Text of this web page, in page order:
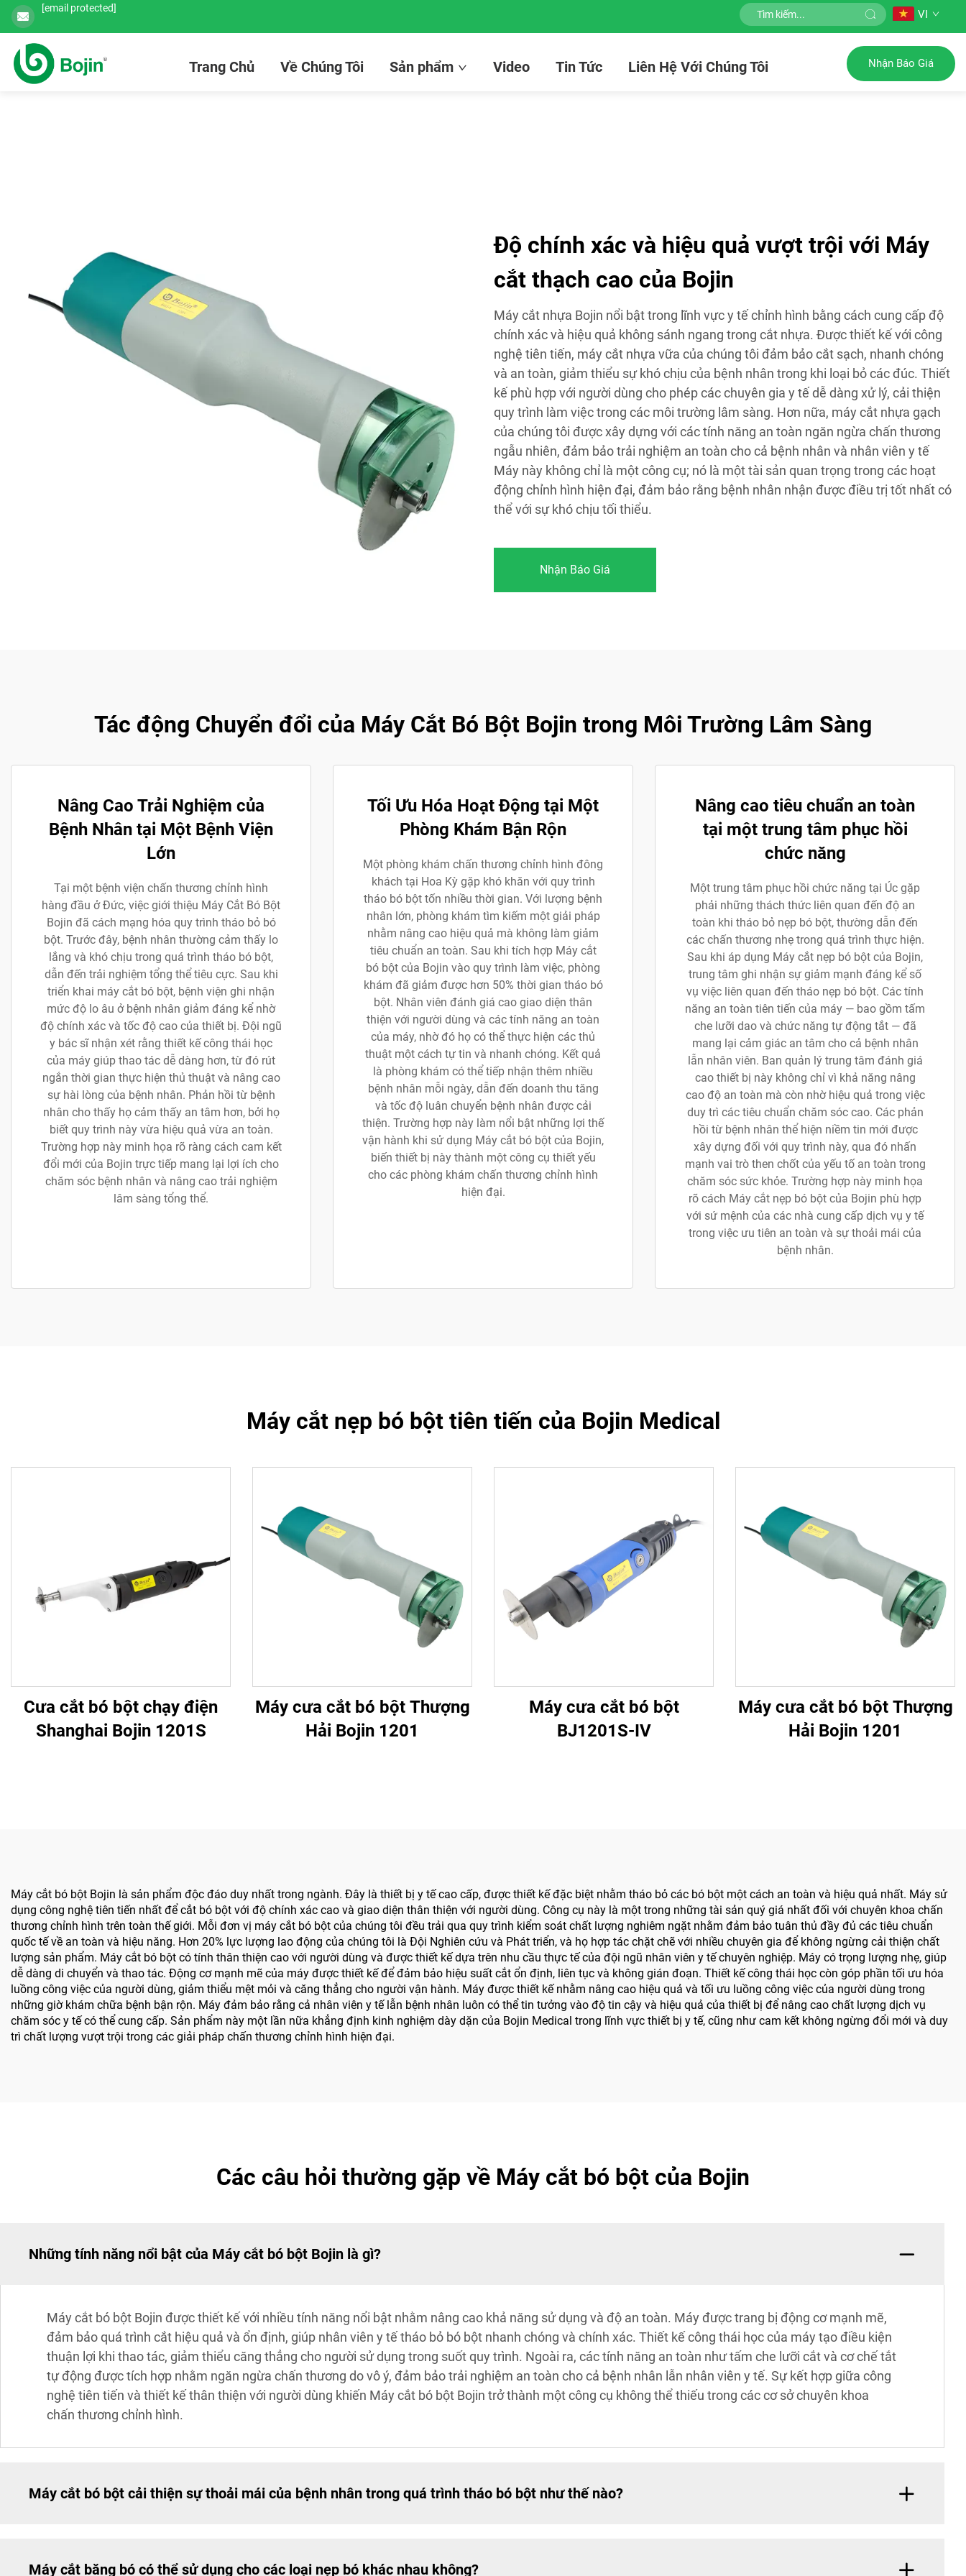
[email protected] VI
Trang Chủ Về Chúng Tôi Sản phẩm Video Tin Tức Liên Hệ Với Chúng Tôi Nhận Báo Giá
Độ chính xác và hiệu quả vượt trội với Máy
cắt thạch cao của Bojin
Máy cắt nhựa Bojin nổi bật trong lĩnh vực y tế chỉnh hình bằng cách cung cấp độ
chính xác và hiệu quả không sánh ngang trong cắt nhựa. Được thiết kế với công
nghệ tiên tiến, máy cắt nhựa vữa của chúng tôi đảm bảo cắt sạch, nhanh chóng
và an toàn, giảm thiểu sự khó chịu của bệnh nhân trong khi loại bỏ các đúc. Thiết
kế phù hợp với người dùng cho phép các chuyên gia y tế dễ dàng xử lý, cải thiện
quy trình làm việc trong các môi trường lâm sàng. Hơn nữa, máy cắt nhựa gạch
của chúng tôi được xây dựng với các tính năng an toàn ngăn ngừa chấn thương
ngẫu nhiên, đảm bảo trải nghiệm an toàn cho cả bệnh nhân và nhân viên y tế
Máy này không chỉ là một công cụ; nó là một tài sản quan trọng trong các hoạt
động chỉnh hình hiện đại, đảm bảo rằng bệnh nhân nhận được điều trị tốt nhất có
thể với sự khó chịu tối thiểu.
Nhận Báo Giá
Tác động Chuyển đổi của Máy Cắt Bó Bột Bojin trong Môi Trường Lâm Sàng
Nâng Cao Trải Nghiệm của
Bệnh Nhân tại Một Bệnh Viện
Lớn
Tại một bệnh viện chấn thương chỉnh hình
hàng đầu ở Đức, việc giới thiệu Máy Cắt Bó Bột
Bojin đã cách mạng hóa quy trình tháo bỏ bó
bột. Trước đây, bệnh nhân thường cảm thấy lo
lắng và khó chịu trong quá trình tháo bó bột,
dẫn đến trải nghiệm tổng thể tiêu cực. Sau khi
triển khai máy cắt bó bột, bệnh viện ghi nhận
mức độ lo âu ở bệnh nhân giảm đáng kể nhờ
độ chính xác và tốc độ cao của thiết bị. Đội ngũ
y bác sĩ nhận xét rằng thiết kế công thái học
của máy giúp thao tác dễ dàng hơn, từ đó rút
ngắn thời gian thực hiện thủ thuật và nâng cao
sự hài lòng của bệnh nhân. Phản hồi từ bệnh
nhân cho thấy họ cảm thấy an tâm hơn, bởi họ
biết quy trình này vừa hiệu quả vừa an toàn.
Trường hợp này minh họa rõ ràng cách cam kết
đổi mới của Bojin trực tiếp mang lại lợi ích cho
chăm sóc bệnh nhân và nâng cao trải nghiệm
lâm sàng tổng thể.
Tối Ưu Hóa Hoạt Động tại Một
Phòng Khám Bận Rộn
Một phòng khám chấn thương chỉnh hình đông
khách tại Hoa Kỳ gặp khó khăn với quy trình
tháo bó bột tốn nhiều thời gian. Với lượng bệnh
nhân lớn, phòng khám tìm kiếm một giải pháp
nhằm nâng cao hiệu quả mà không làm giảm
tiêu chuẩn an toàn. Sau khi tích hợp Máy cắt
bó bột của Bojin vào quy trình làm việc, phòng
khám đã giảm được hơn 50% thời gian tháo bó
bột. Nhân viên đánh giá cao giao diện thân
thiện với người dùng và các tính năng an toàn
của máy, nhờ đó họ có thể thực hiện các thủ
thuật một cách tự tin và nhanh chóng. Kết quả
là phòng khám có thể tiếp nhận thêm nhiều
bệnh nhân mỗi ngày, dẫn đến doanh thu tăng
và tốc độ luân chuyển bệnh nhân được cải
thiện. Trường hợp này làm nổi bật những lợi thế
vận hành khi sử dụng Máy cắt bó bột của Bojin,
biến thiết bị này thành một công cụ thiết yếu
cho các phòng khám chấn thương chỉnh hình
hiện đại.
Nâng cao tiêu chuẩn an toàn
tại một trung tâm phục hồi
chức năng
Một trung tâm phục hồi chức năng tại Úc gặp
phải những thách thức liên quan đến độ an
toàn khi tháo bỏ nẹp bó bột, thường dẫn đến
các chấn thương nhẹ trong quá trình thực hiện.
Sau khi áp dụng Máy cắt nẹp bó bột của Bojin,
trung tâm ghi nhận sự giảm mạnh đáng kể số
vụ việc liên quan đến tháo nẹp bó bột. Các tính
năng an toàn tiên tiến của máy — bao gồm tấm
che lưỡi dao và chức năng tự động tắt — đã
mang lại cảm giác an tâm cho cả bệnh nhân
lẫn nhân viên. Ban quản lý trung tâm đánh giá
cao thiết bị này không chỉ vì khả năng nâng
cao độ an toàn mà còn nhờ hiệu quả trong việc
duy trì các tiêu chuẩn chăm sóc cao. Các phản
hồi từ bệnh nhân thể hiện niềm tin mới được
xây dựng đối với quy trình này, qua đó nhấn
mạnh vai trò then chốt của yếu tố an toàn trong
chăm sóc sức khỏe. Trường hợp này minh họa
rõ cách Máy cắt nẹp bó bột của Bojin phù hợp
với sứ mệnh của các nhà cung cấp dịch vụ y tế
trong việc ưu tiên an toàn và sự thoải mái của
bệnh nhân.
Máy cắt nẹp bó bột tiên tiến của Bojin Medical
Cưa cắt bó bột chạy điện
Shanghai Bojin 1201S
Máy cưa cắt bó bột Thượng
Hải Bojin 1201
Máy cưa cắt bó bột
BJ1201S-IV
Máy cưa cắt bó bột Thượng
Hải Bojin 1201
Máy cắt bó bột Bojin là sản phẩm độc đáo duy nhất trong ngành. Đây là thiết bị y tế cao cấp, được thiết kế đặc biệt nhằm tháo bỏ các bó bột một cách an toàn và hiệu quả nhất. Máy sử
dụng công nghệ tiên tiến nhất để cắt bó bột với độ chính xác cao và giao diện thân thiện với người dùng. Công cụ này là một trong những tài sản quý giá nhất đối với chuyên khoa chấn
thương chỉnh hình trên toàn thế giới. Mỗi đơn vị máy cắt bó bột của chúng tôi đều trải qua quy trình kiểm soát chất lượng nghiêm ngặt nhằm đảm bảo tuân thủ đầy đủ các tiêu chuẩn
quốc tế về an toàn và hiệu năng. Hơn 20% lực lượng lao động của chúng tôi là Đội Nghiên cứu và Phát triển, và họ hợp tác chặt chẽ với nhiều chuyên gia để không ngừng cải thiện chất
lượng sản phẩm. Máy cắt bó bột có tính thân thiện cao với người dùng và được thiết kế dựa trên nhu cầu thực tế của đội ngũ nhân viên y tế chuyên nghiệp. Máy có trọng lượng nhẹ, giúp
dễ dàng di chuyển và thao tác. Động cơ mạnh mẽ của máy được thiết kế để đảm bảo hiệu suất cắt ổn định, liên tục và không gián đoạn. Thiết kế công thái học còn góp phần tối ưu hóa
luồng công việc của người dùng, giảm thiểu mệt mỏi và căng thẳng cho người vận hành. Máy được thiết kế nhằm nâng cao hiệu quả và tối ưu luồng công việc của người dùng trong
những giờ khám chữa bệnh bận rộn. Máy đảm bảo rằng cả nhân viên y tế lẫn bệnh nhân luôn có thể tin tưởng vào độ tin cậy và hiệu quả của thiết bị để nâng cao chất lượng dịch vụ
chăm sóc y tế có thể cung cấp. Sản phẩm này một lần nữa khẳng định kinh nghiệm dày dặn của Bojin Medical trong lĩnh vực thiết bị y tế, cũng như cam kết không ngừng đổi mới và duy
trì chất lượng vượt trội trong các giải pháp chấn thương chỉnh hình hiện đại.
Các câu hỏi thường gặp về Máy cắt bó bột của Bojin
Những tính năng nổi bật của Máy cắt bó bột Bojin là gì?
Máy cắt bó bột Bojin được thiết kế với nhiều tính năng nổi bật nhằm nâng cao khả năng sử dụng và độ an toàn. Máy được trang bị động cơ mạnh mẽ,
đảm bảo quá trình cắt hiệu quả và ổn định, giúp nhân viên y tế tháo bỏ bó bột nhanh chóng và chính xác. Thiết kế công thái học của máy tạo điều kiện
thuận lợi khi thao tác, giảm thiểu căng thẳng cho người sử dụng trong suốt quy trình. Ngoài ra, các tính năng an toàn như tấm che lưỡi cắt và cơ chế tắt
tự động được tích hợp nhằm ngăn ngừa chấn thương do vô ý, đảm bảo trải nghiệm an toàn cho cả bệnh nhân lẫn nhân viên y tế. Sự kết hợp giữa công
nghệ tiên tiến và thiết kế thân thiện với người dùng khiến Máy cắt bó bột Bojin trở thành một công cụ không thể thiếu trong các cơ sở chuyên khoa
chấn thương chỉnh hình.
Máy cắt bó bột cải thiện sự thoải mái của bệnh nhân trong quá trình tháo bó bột như thế nào?
Máy cắt băng bó có thể sử dụng cho các loại nẹp bó khác nhau không?